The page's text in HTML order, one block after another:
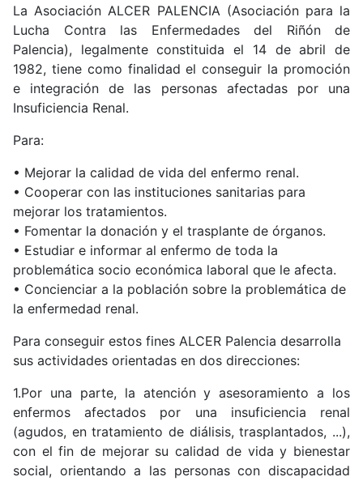
La Asociación ALCER PALENCIA (Asociación para la
Lucha Contra las Enfermedades del Riñón de
Palencia), legalmente constituida el 14 de abril de
1982, tiene como finalidad el conseguir la promoción
e integración de las personas afectadas por una
Insuficiencia Renal.
Para:
• Mejorar la calidad de vida del enfermo renal.
• Cooperar con las instituciones sanitarias para
mejorar los tratamientos.
• Fomentar la donación y el trasplante de órganos.
• Estudiar e informar al enfermo de toda la
problemática socio económica laboral que le afecta.
• Concienciar a la población sobre la problemática de
la enfermedad renal.
Para conseguir estos fines ALCER Palencia desarrolla
sus actividades orientadas en dos direcciones:
1.Por una parte, la atención y asesoramiento a los
enfermos afectados por una insuficiencia renal
(agudos, en tratamiento de diálisis, trasplantados, ...),
con el fin de mejorar su calidad de vida y bienestar
social, orientando a las personas con discapacidad